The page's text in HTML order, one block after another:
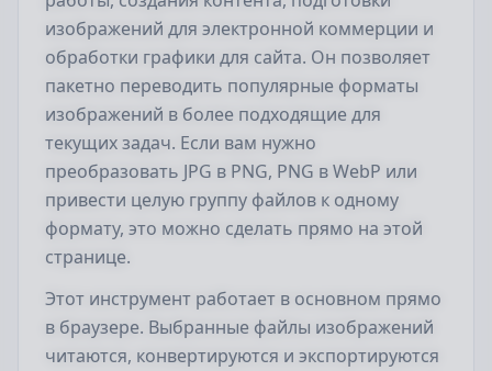
изображений для электронной коммерции и
обработки графики для сайта. Он позволяет
пакетно переводить популярные форматы
изображений в более подходящие для
текущих задач. Если вам нужно
преобразовать JPG в PNG, PNG в WebP или
привести целую группу файлов к одному
формату, это можно сделать прямо на этой
странице.
Этот инструмент работает в основном прямо
в браузере. Выбранные файлы изображений
читаются, конвертируются и экспортируются